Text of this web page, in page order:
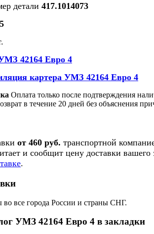
детали 417.1014073
5
42164 Евро 4
картера УМЗ 42164 Евро 4
Оплата только после подтверждения
в течение 20 дней без объяснения
от 460 руб. транспортной
и сообщит цену доставки вашего
.
во все города России и страны СНГ.
УМЗ 42164 Евро 4 в закладки